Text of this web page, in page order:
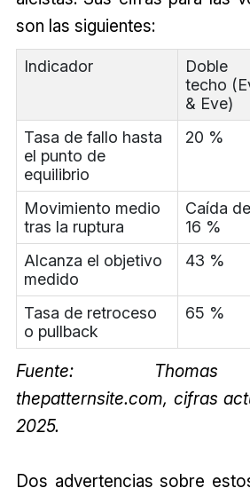
son las siguientes:
Indicador
Doble
techo
& Eve)
Tasa de fallo hasta
el punto de
equilibrio
20 %
Movimiento medio
tras la ruptura
Caída
16 %
Alcanza el objetivo
medido
43 %
Tasa de retroceso
o pullback
65 %
Fuente: Thomas
thepatternsite.com, cifras
2025.
Dos advertencias sobre